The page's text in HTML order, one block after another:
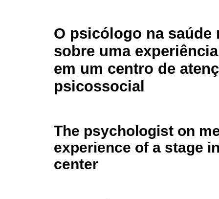
O psicólogo na saúde
sobre uma
em um centro de
psicossocial
The psychologist on
experience of a stage
center